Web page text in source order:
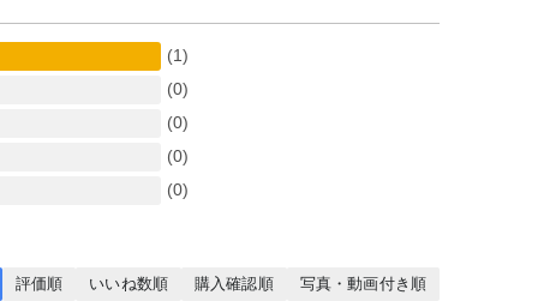
(1)
(0)
(0)
(0)
(0)
評価順 いいね数順 購入確認順 写真・動画付き順